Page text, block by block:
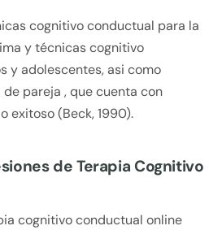
cognitivo conductual para la
y técnicas cognitivo
y adolescentes, asi como
pareja , que cuenta con
exitoso (Beck, 1990).
de Terapia Cognitivo
cognitivo conductual online